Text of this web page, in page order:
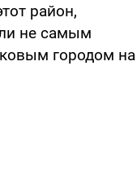
район,
не самым
городом на